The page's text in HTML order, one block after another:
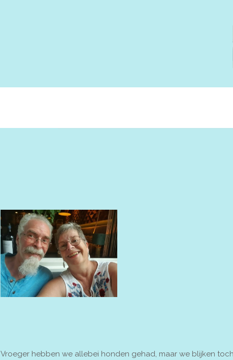
Vroeger hebben we allebei honden gehad, maar we blijken